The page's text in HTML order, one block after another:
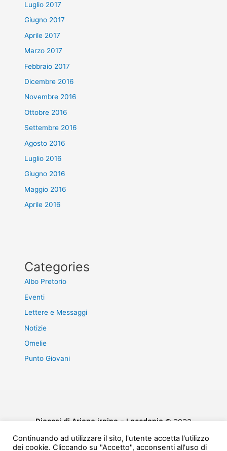
Luglio 2017
Giugno 2017
Aprile 2017
Marzo 2017
Febbraio 2017
Dicembre 2016
Novembre 2016
Ottobre 2016
Settembre 2016
Agosto 2016
Luglio 2016
Giugno 2016
Maggio 2016
Aprile 2016
Categories
Albo Pretorio
Eventi
Lettere e Messaggi
Notizie
Omelie
Punto Giovani
Diocesi di Ariano irpino – Lacedonia © 2022
Privacy & Cookie Policy
Powered bye-Direct
Continuando ad utilizzare il sito, l'utente accetta l'utilizzo
dei cookie. Cliccando su "Accetto", acconsenti all'uso di